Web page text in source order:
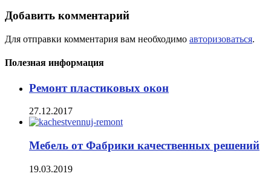
Добавить комментарий
Для отправки комментария вам необходимо авторизоваться.
Полезная информация
Ремонт пластиковых окон
27.12.2017
Мебель от Фабрики качественных решений
19.03.2019